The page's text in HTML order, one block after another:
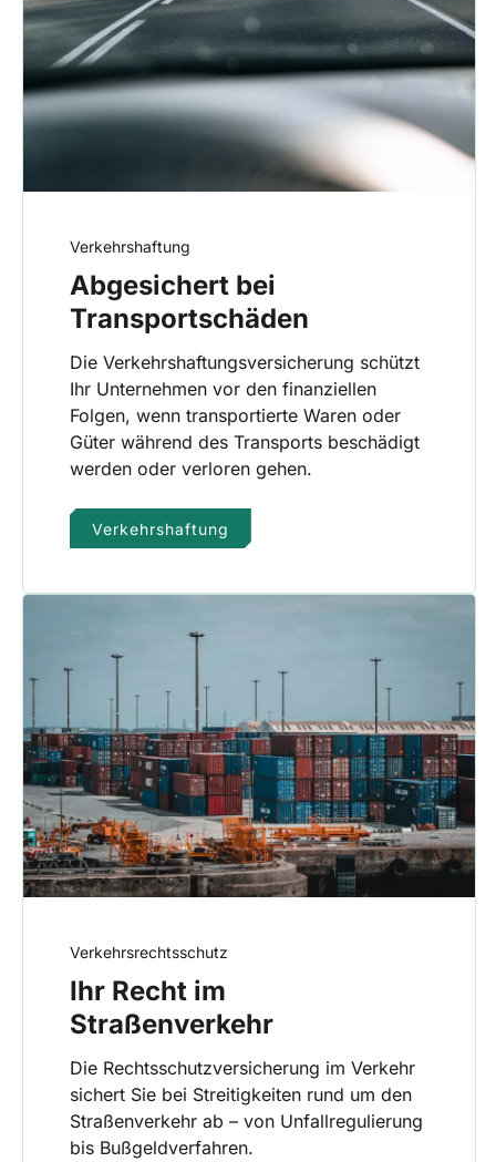
Verkehrshaftung
Abgesichert bei
Transportschäden
Die Verkehrshaftungsversicherung schützt
Ihr Unternehmen vor den finanziellen
Folgen, wenn transportierte Waren oder
Güter während des Transports beschädigt
werden oder verloren gehen.
Verkehrshaftung
Verkehrsrechtsschutz
Ihr Recht im
Straßenverkehr
Die Rechtsschutzversicherung im Verkehr
sichert Sie bei Streitigkeiten rund um den
Straßenverkehr ab – von Unfallregulierung
bis Bußgeldverfahren.